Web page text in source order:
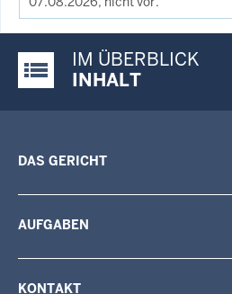
Justiz-Portal im Überblick:
IM ÜBERBLICK
INHALT
DAS GERICHT
AUFGABEN
KONTAKT